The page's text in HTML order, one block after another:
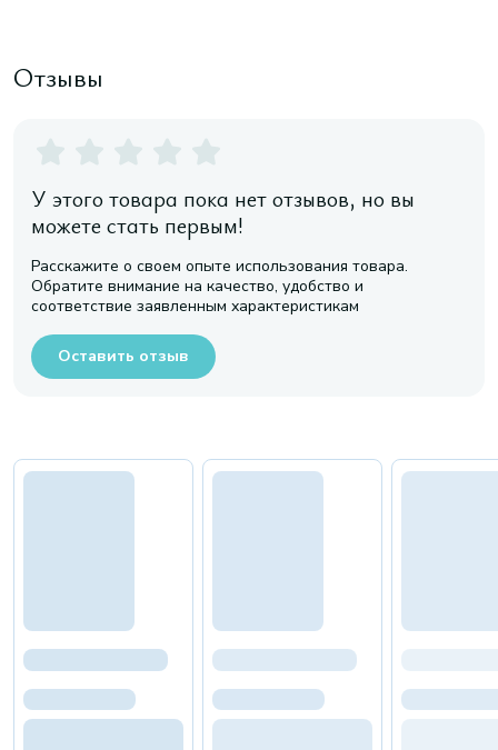
Отзывы
У этого товара пока нет отзывов, но вы
можете стать первым!
Расскажите о своем опыте использования товара.
Обратите внимание на качество, удобство и
соответствие заявленным характеристикам
Оставить отзыв